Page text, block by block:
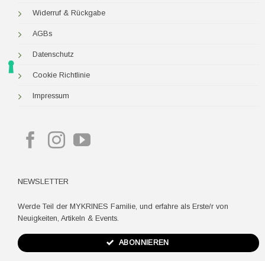
Widerruf & Rückgabe
AGBs
Datenschutz
Cookie Richtlinie
Impressum
NEWSLETTER
Werde Teil der MYKRINES Familie, und erfahre als Erste/r von
Neuigkeiten, Artikeln & Events.
ABONNIEREN